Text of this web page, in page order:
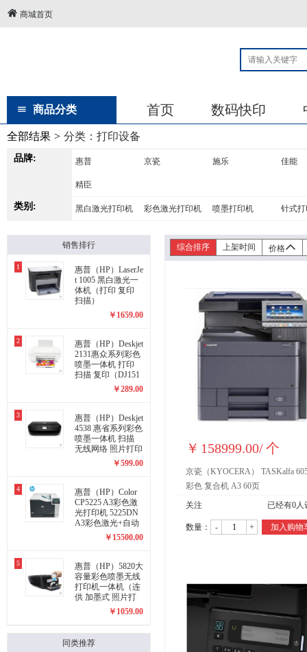
商城首页
商品分类 首页 数码快印
全部结果 > 分类： 打印设备
品牌: 惠普 京瓷 施乐 佳能
精臣
类别: 黑白激光打印机 彩色激光打印机 喷墨打印机 针式
销售排行
1
惠普（HP）LaserJe
t 1005 黑白激光一
体机（打印 复印
扫描）
￥ 1659.00
2
惠普（HP）Deskjet
2131惠众系列彩色
喷墨一体机 打印
扫描 复印（DJ151
￥289.00
3
惠普（HP）Deskjet
4538 惠省系列彩色
喷墨一体机 扫描
无线网络 照片打印
机（3548升级新
￥599.00
4
惠普（HP）Color
CP5225 A3彩色激
光打印机 5225DN
A3彩色激光+自动
双面+有线网络
￥ 15500.00
5
惠普（HP）5820大
容量彩色喷墨无线
打印机一体机（连
供 加墨式 照片打
￥ 1059.00
同类推荐
综合排序 上架时间 价格
￥ 158999.00/个
京瓷（KYOCERA） TASKalfa
彩色 复合机 A3 60页
关注
已经有0人
数量： - + 加入购物